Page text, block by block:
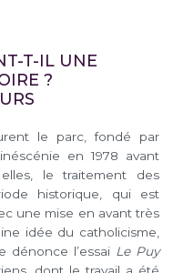
T-IL UNE
?
le parc, fondé par
en 1978 avant
le traitement des
historique, qui est
une mise en avant très
idée du catholicisme,
dénonce l’essai Le Puy
dont le travail a été